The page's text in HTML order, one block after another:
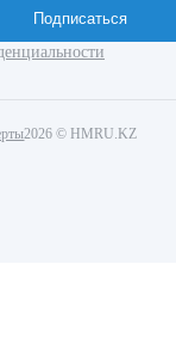
Подписаться
2026 © HMRU.KZ